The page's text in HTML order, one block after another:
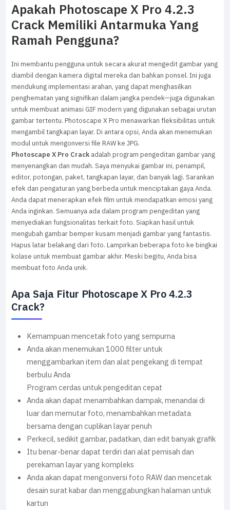
Apakah Photoscape X Pro 4.2.3
Crack Memiliki Antarmuka Yang
Ramah Pengguna?
Ini membantu pengguna untuk secara akurat mengedit gambar yang
diambil dengan kamera digital mereka dan bahkan ponsel. Ini juga
mendukung implementasi arahan, yang dapat menghasilkan
penghematan yang signifikan dalam jangka pendek—juga digunakan
untuk membuat animasi GIF modern yang digunakan sebagai urutan
gambar tertentu. Photoscape X Pro menawarkan fleksibilitas untuk
mengambil tangkapan layar. Di antara opsi, Anda akan menemukan
modul untuk mengonversi file RAW ke JPG.
Photoscape X Pro Crack adalah program pengeditan gambar yang
menyenangkan dan mudah. Saya menyukai gambar ini, penampil,
editor, potongan, paket, tangkapan layar, dan banyak lagi. Sarankan
efek dan pengaturan yang berbeda untuk menciptakan gaya Anda.
Anda dapat menerapkan efek film untuk mendapatkan emosi yang
Anda inginkan. Semuanya ada dalam program pengeditan yang
menyediakan fungsionalitas terkait foto. Siapkan hasil untuk
mengubah gambar bemper kusam menjadi gambar yang fantastis.
Hapus latar belakang dari foto. Lampirkan beberapa foto ke bingkai
kolase untuk membuat gambar akhir. Meski begitu, Anda bisa
membuat foto Anda unik.
Apa Saja Fitur Photoscape X Pro 4.2.3
Crack?
Kemampuan mencetak foto yang sempurna
Anda akan menemukan 1000 filter untuk
menggambarkan item dan alat pengekang di tempat
berbulu Anda
Program cerdas untuk pengeditan cepat
Anda akan dapat menambahkan dampak, menandai di
luar dan memutar foto, menambahkan metadata
bersama dengan cuplikan layar penuh
Perkecil, sedikit gambar, padatkan, dan edit banyak grafik
Itu benar-benar dapat terdiri dari alat pemisah dan
perekaman layar yang kompleks
Anda akan dapat mengonversi foto RAW dan mencetak
desain surat kabar dan menggabungkan halaman untuk
kartun